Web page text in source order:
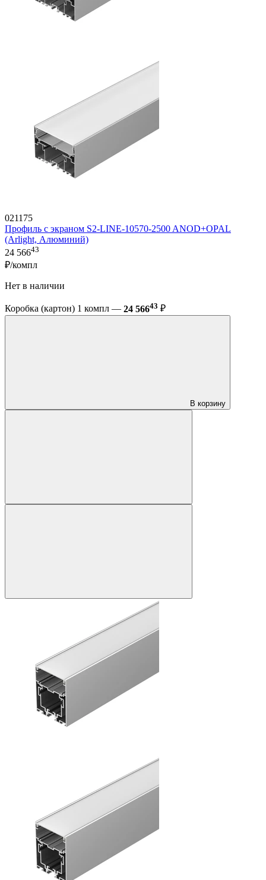
021175
Профиль с экраном S2-LINE-10570-2500 ANOD+OPAL
(Arlight, Алюминий)
24 56643
₽/компл
Нет в наличии
Коробка (картон) 1 компл — 24 56643 ₽
В корзину